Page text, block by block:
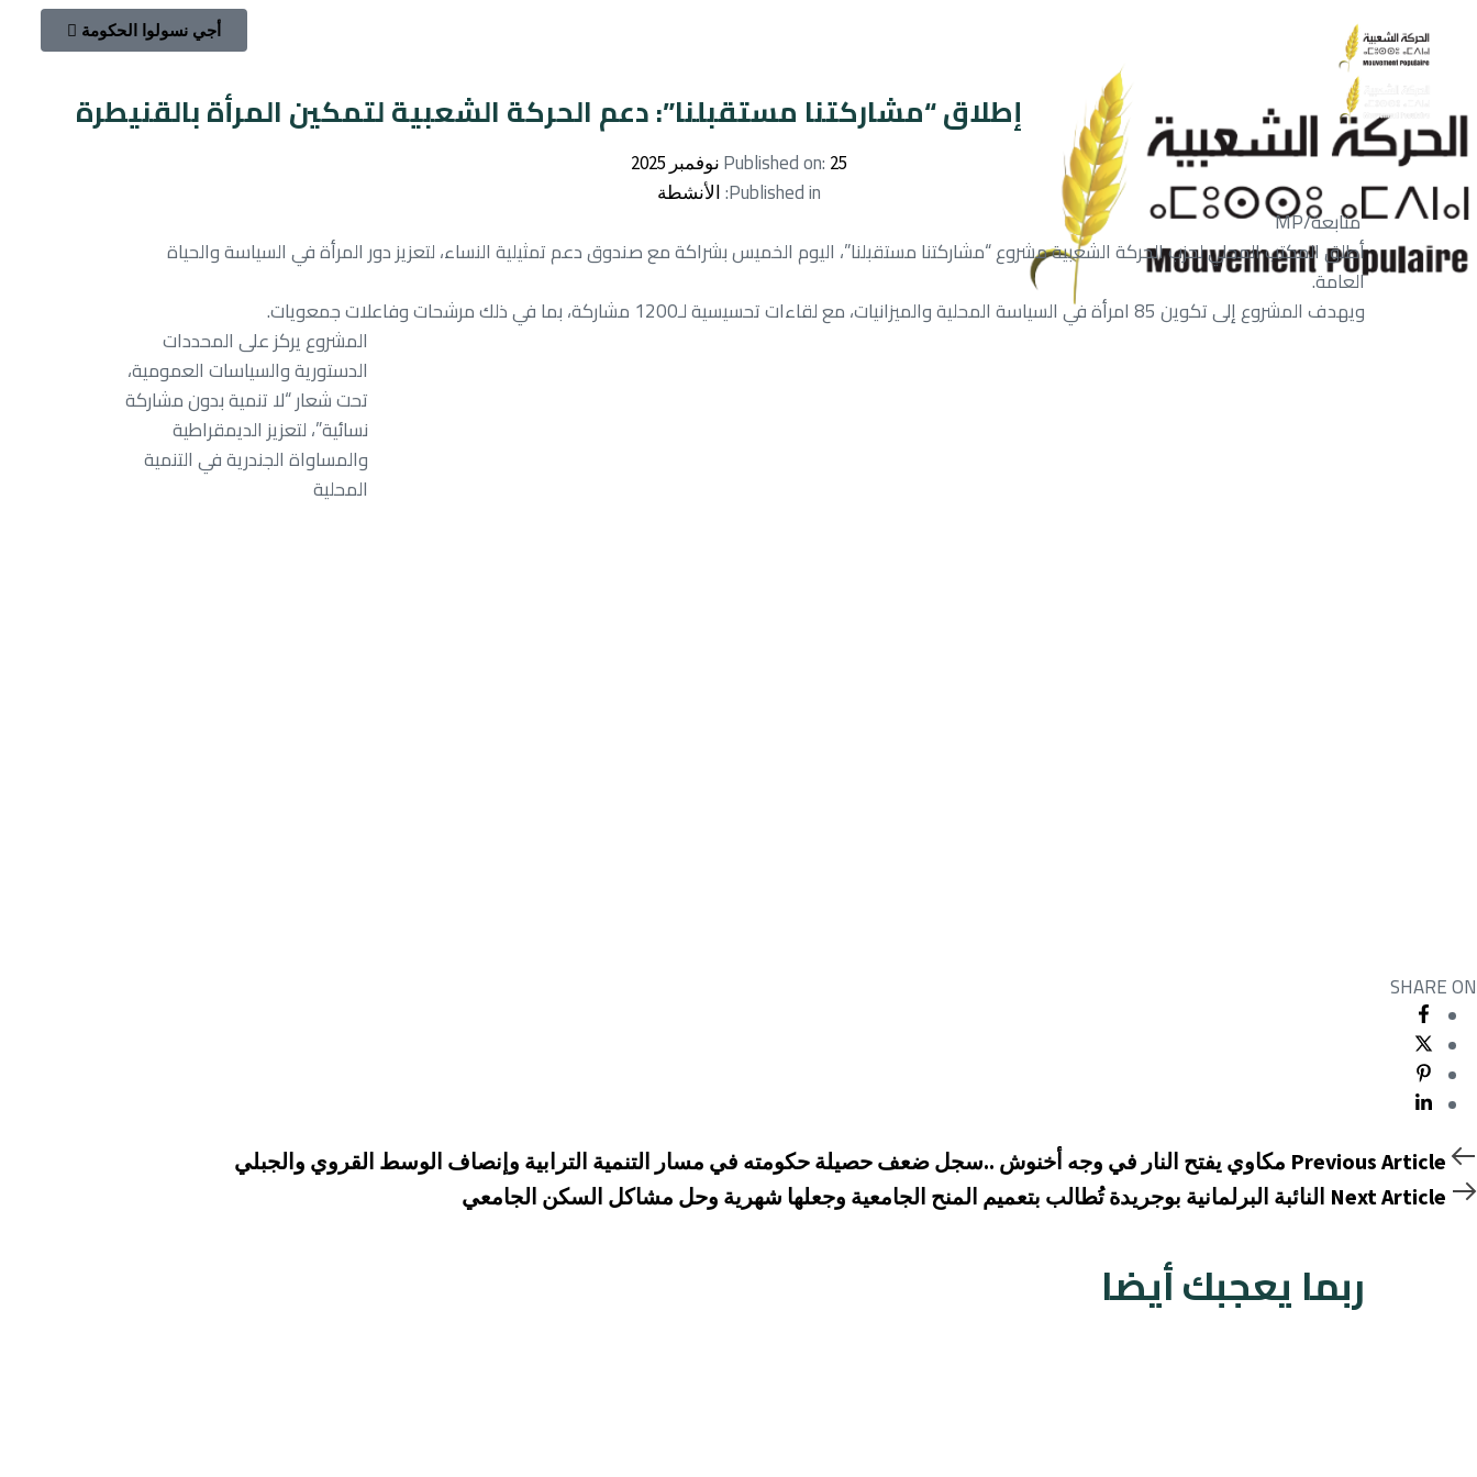
أجي نسولوا الحكومة
إطلاق “مشاركتنا مستقبلنا”: دعم الحركة الشعبية لتمكين المرأة بالقنيطرة
Published on: 25 نوفمبر 2025
Published in: الأنشطة
متابعة/MP
أطلق المكتب المحلي لحزب الحركة الشعبية مشروع “مشاركتنا مستقبلنا”، اليوم الخميس بشراكة مع صندوق دعم تمثيلية النساء، لتعزيز دور المرأة في السياسة والحياة
العامة.
ويهدف المشروع إلى تكوين 85 امرأة في السياسة المحلية والميزانيات، مع لقاءات تحسيسية لـ1200 مشاركة، بما في ذلك مرشحات وفاعلات جمعويات.
المشروع يركز على المحددات
الدستورية والسياسات العمومية،
تحت شعار “لا تنمية بدون مشاركة
نسائية”، لتعزيز الديمقراطية
والمساواة الجندرية في التنمية
المحلية
SHARE ON
مكاوي يفتح النار في وجه أخنوش ..سجل ضعف حصيلة حكومته في مسار التنمية الترابية وإنصاف الوسط القروي والجبلي
النائبة البرلمانية بوجريدة تُطالب بتعميم المنح الجامعية وجعلها شهرية وحل مشاكل السكن الجامعي
ربما يعجبك أيضا